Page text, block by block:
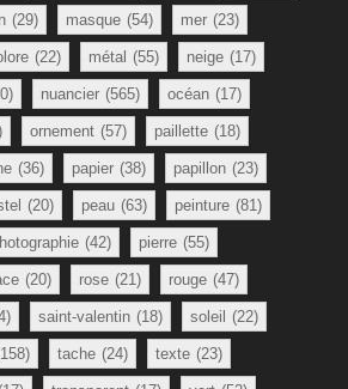
(29) masque (54) mer (23)
(22) métal (55) neige (17)
nuancier (565) océan (17)
ornement (57) paillette (18)
(36) papier (38) papillon (23)
(20) peau (63) peinture (81)
(42) pierre (55)
(20) rose (21) rouge (47)
saint-valentin (18) soleil (22)
tache (24) texte (23)